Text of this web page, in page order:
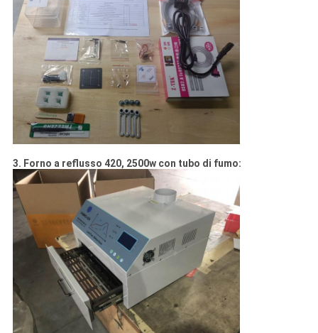
3. Forno a reflusso 420, 2500w con tubo di fumo: